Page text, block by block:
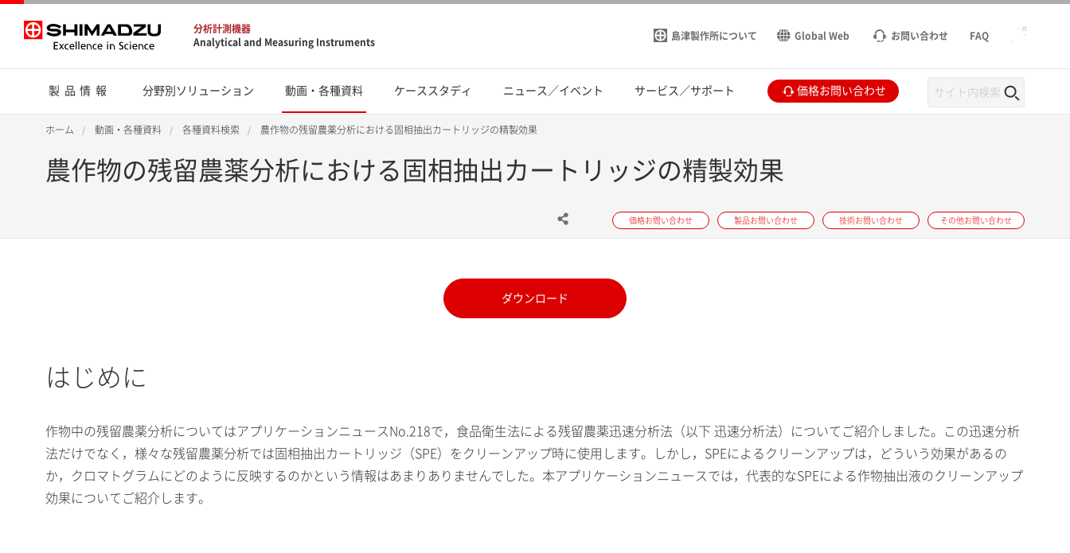
分析計測機器
Analytical and Measuring Instruments
島津製作所について Global Web お問い合わせ FAQ
製品情報 分野別ソリューション 動画・各種資料 ケーススタディ ニュース／イベント サービス／サポート 価格お問い合わせ
ホーム 動画・各種資料 各種資料検索 農作物の残留農薬分析における固相抽出カートリッジの精製効果
農作物の残留農薬分析における固相抽出カートリッジの精製効果
価格お問い合わせ 製品お問い合わせ 技術お問い合わせ その他お問い合わせ
ダウンロード
はじめに
作物中の残留農薬分析についてはアプリケーションニュースNo.218で，食品衛生法による残留農薬迅速分析法（以下 迅速分析法）についてご紹介しました。この迅速分析
法だけでなく，様々な残留農薬分析では固相抽出カートリッジ（SPE）をクリーンアップ時に使用します。しかし，SPEによるクリーンアップは，どういう効果があるの
か，クロマトグラムにどのように反映するのかという情報はあまりありませんでした。本アプリケーションニュースでは，代表的なSPEによる作物抽出液のクリーンアップ
効果についてご紹介します。